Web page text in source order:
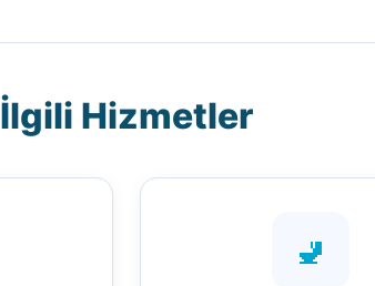
İlgili Hizmetler
🚽